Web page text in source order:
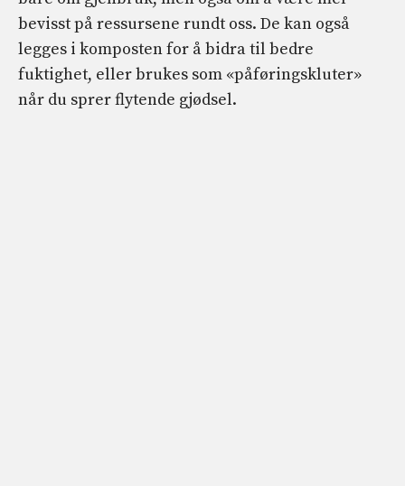
bevisst på ressursene rundt oss. De kan også
legges i komposten for å bidra til bedre
fuktighet, eller brukes som «påføringskluter»
når du sprer flytende gjødsel.